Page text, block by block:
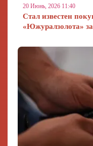
20 Июнь, 2026 11:40
Стал известен
«Южуралзолота»